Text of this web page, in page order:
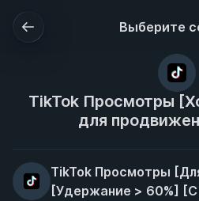
Выберите
TikTok Просмотры
для
TikTok Просмотры
[Удержание > 60%]